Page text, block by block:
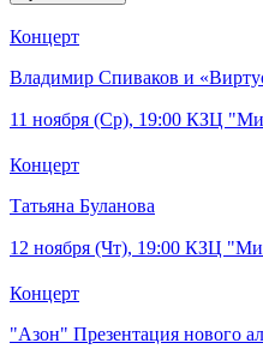
Концерт
Владимир Спиваков и
11 ноября (Ср), 19:00 КЗЦ
Концерт
Татьяна Буланова
12 ноября (Чт), 19:00 КЗЦ
Концерт
"Азон" Презентация нового